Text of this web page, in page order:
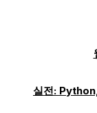
실전: